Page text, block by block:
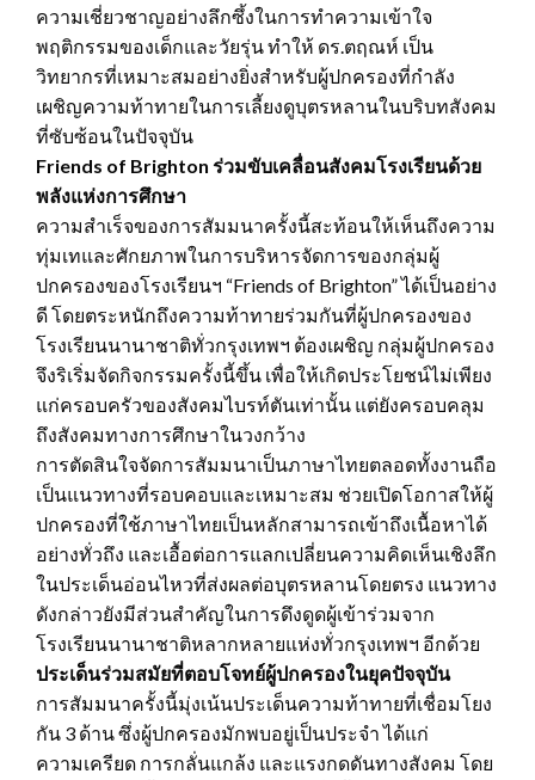
ความเชี่ยวชาญอย่างลึกซึ้งในการทำความเข้าใจ
พฤติกรรมของเด็กและวัยรุ่น ทำให้ ดร.ตฤณห์ เป็น
วิทยากรที่เหมาะสมอย่างยิ่งสำหรับผู้ปกครองที่กำลัง
เผชิญความท้าทายในการเลี้ยงดูบุตรหลานในบริบทสังคม
ที่ซับซ้อนในปัจจุบัน
Friends of Brighton ร่วมขับเคลื่อนสังคมโรงเรียนด้วย
พลังแห่งการศึกษา
ความสำเร็จของการสัมมนาครั้งนี้สะท้อนให้เห็นถึงความ
ทุ่มเทและศักยภาพในการบริหารจัดการของกลุ่มผู้
ปกครองของโรงเรียนฯ “Friends of Brighton” ได้เป็นอย่าง
ดี โดยตระหนักถึงความท้าทายร่วมกันที่ผู้ปกครองของ
โรงเรียนนานาชาติทั่วกรุงเทพฯ ต้องเผชิญ กลุ่มผู้ปกครอง
จึงริเริ่มจัดกิจกรรมครั้งนี้ขึ้น เพื่อให้เกิดประโยชน์ไม่เพียง
แก่ครอบครัวของสังคมไบรท์ตันเท่านั้น แต่ยังครอบคลุม
ถึงสังคมทางการศึกษาในวงกว้าง
การตัดสินใจจัดการสัมมนาเป็นภาษาไทยตลอดทั้งงานถือ
เป็นแนวทางที่รอบคอบและเหมาะสม ช่วยเปิดโอกาสให้ผู้
ปกครองที่ใช้ภาษาไทยเป็นหลักสามารถเข้าถึงเนื้อหาได้
อย่างทั่วถึง และเอื้อต่อการแลกเปลี่ยนความคิดเห็นเชิงลึก
ในประเด็นอ่อนไหวที่ส่งผลต่อบุตรหลานโดยตรง แนวทาง
ดังกล่าวยังมีส่วนสำคัญในการดึงดูดผู้เข้าร่วมจาก
โรงเรียนนานาชาติหลากหลายแห่งทั่วกรุงเทพฯ อีกด้วย
ประเด็นร่วมสมัยที่ตอบโจทย์ผู้ปกครองในยุคปัจจุบัน
การสัมมนาครั้งนี้มุ่งเน้นประเด็นความท้าทายที่เชื่อมโยง
กัน 3 ด้าน ซึ่งผู้ปกครองมักพบอยู่เป็นประจำ ได้แก่
ความเครียด การกลั่นแกล้ง และแรงกดดันทางสังคม โดย